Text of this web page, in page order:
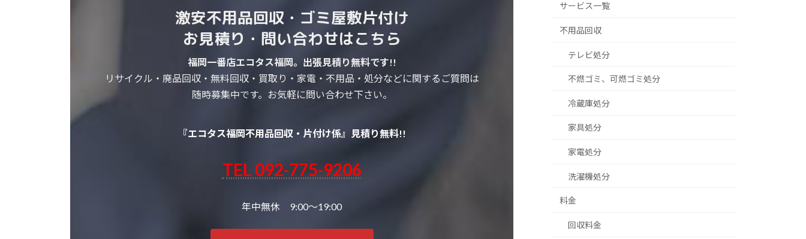
激安不用品回収・ ゴミ屋敷片付け
お見積り・問い合わせはこちら
福岡一番店エコタス福岡。出張見積り無料です!!
リサイクル・廃品回収・無料回収・買取り・家電・不用品・処分などに関するご質問は
随時募集中です。お気軽に問い合わせ下さい。
『エコタス福岡不用品回収・片付け係』見積り無料!!
TEL 092-775-9206
年中無休 9:00～19:00
サービス一覧
不用品回収
テレビ処分
不燃ゴミ、可燃ゴミ処分
冷蔵庫処分
家具処分
家電処分
洗濯機処分
料金
回収料金